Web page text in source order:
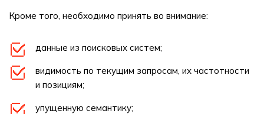
Кроме того, необходимо принять во внимание:
данные из поисковых систем;
видимость по текущим запросам, их частотности
и позициям;
упущенную семантику;